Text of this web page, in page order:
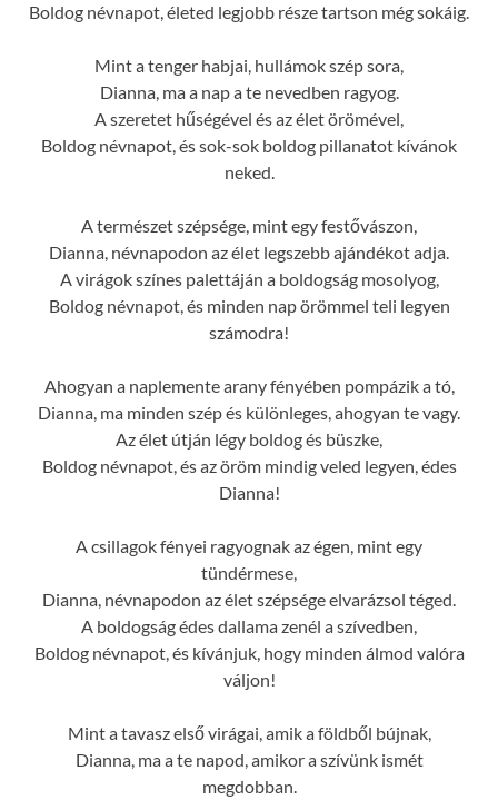
Boldog névnapot, életed legjobb része tartson még sokáig.
Mint a tenger habjai, hullámok szép sora,
Dianna, ma a nap a te nevedben ragyog.
A szeretet hűségével és az élet örömével,
Boldog névnapot, és sok-sok boldog pillanatot kívánok
neked.
A természet szépsége, mint egy festővászon,
Dianna, névnapodon az élet legszebb ajándékot adja.
A virágok színes palettáján a boldogság mosolyog,
Boldog névnapot, és minden nap örömmel teli legyen
számodra!
Ahogyan a naplemente arany fényében pompázik a tó,
Dianna, ma minden szép és különleges, ahogyan te vagy.
Az élet útján légy boldog és büszke,
Boldog névnapot, és az öröm mindig veled legyen, édes
Dianna!
A csillagok fényei ragyognak az égen, mint egy
tündérmese,
Dianna, névnapodon az élet szépsége elvarázsol téged.
A boldogság édes dallama zenél a szívedben,
Boldog névnapot, és kívánjuk, hogy minden álmod valóra
váljon!
Mint a tavasz első virágai, amik a földből bújnak,
Dianna, ma a te napod, amikor a szívünk ismét
megdobban.